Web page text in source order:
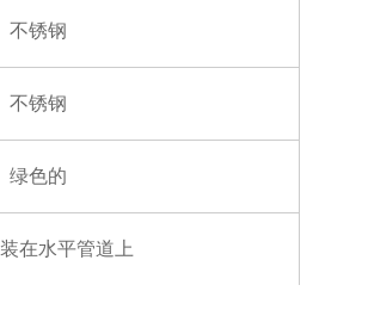
不锈钢
不锈钢
绿色的
在水平管道上